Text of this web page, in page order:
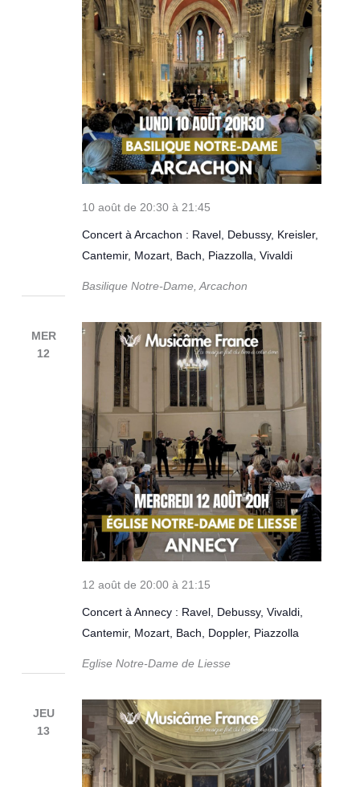
Concert à Arcachon : Ravel, Debussy, Kreisler,
Cantemir, Mozart, Bach, Piazzolla, Vivaldi
10 août de 20:30 à 21:45
Basilique Notre-Dame, Arcachon
MER
12
Concert à Annecy : Ravel, Debussy, Vivaldi,
Cantemir, Mozart, Bach, Doppler, Piazzolla
12 août de 20:00 à 21:15
Eglise Notre-Dame de Liesse
JEU
13